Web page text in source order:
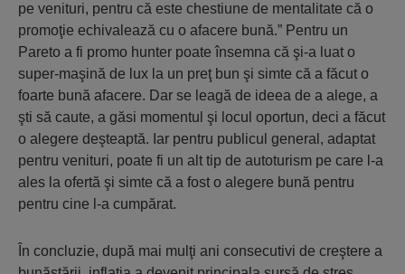
pe venituri, pentru că este chestiune de mentalitate că o
promoţie echivalează cu o afacere bună.” Pentru un
Pareto a fi promo hunter poate însemna că şi-a luat o
super-maşină de lux la un preţ bun şi simte că a făcut o
foarte bună afacere. Dar se leagă de ideea de a alege, a
şti să caute, a găsi momentul şi locul oportun, deci a făcut
o alegere deşteaptă. Iar pentru publicul general, adaptat
pentru venituri, poate fi un alt tip de autoturism pe care l-a
ales la ofertă şi simte că a fost o alegere bună pentru
pentru cine l-a cumpărat.
În concluzie, după mai mulţi ani consecutivi de creştere a